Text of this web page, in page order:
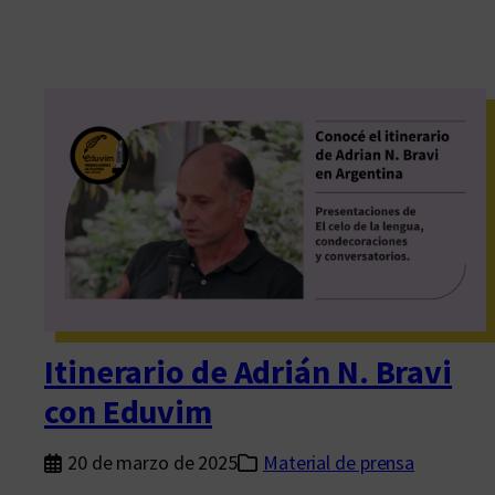
Itinerario de Adrián N. Bravi
con Eduvim
20 de marzo de 2025 Material de prensa